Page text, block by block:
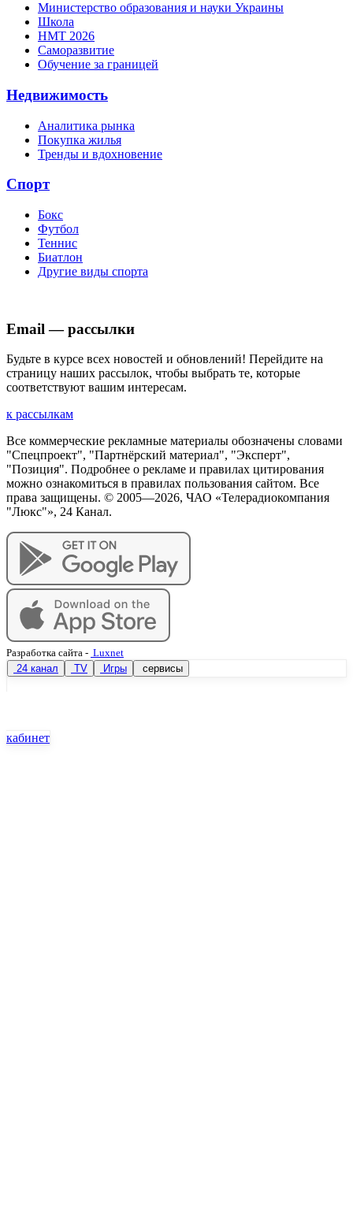
Министерство образования и науки Украины
Школа
НМТ 2026
Саморазвитие
Обучение за границей
Недвижимость
Аналитика рынка
Покупка жилья
Тренды и вдохновение
Спорт
Бокс
Футбол
Теннис
Биатлон
Другие виды спорта
Email — рассылки
Будьте в курсе всех новостей и обновлений! Перейдите на
страницу наших рассылок, чтобы выбрать те, которые
соответствуют вашим интересам.
к рассылкам
Все коммерческие рекламные материалы обозначены словами
"Спецпроект", "Партнёрский материал", "Эксперт",
"Позиция". Подробнее о рекламе и правилах цитирования
можно ознакомиться в правилах пользования сайтом. Все
права защищены. © 2005—2026, ЧАО «Телерадиокомпания
"Люкс"», 24 Канал.
Разработка сайта - Luxnet
24 канал
TV Игры сервисы
кабинет